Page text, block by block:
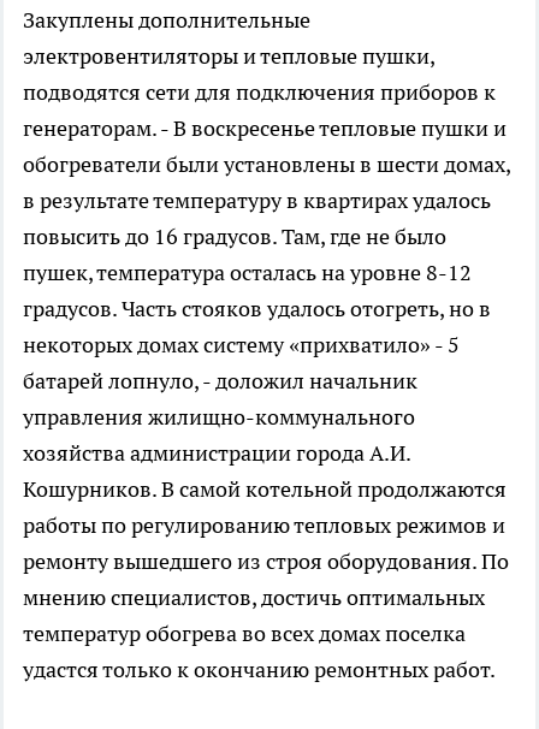
Закуплены дополнительные
электровентиляторы и тепловые пушки,
подводятся сети для подключения приборов к
генераторам. - В воскресенье тепловые пушки и
обогреватели были установлены в шести домах,
в результате температуру в квартирах удалось
повысить до 16 градусов. Там, где не было
пушек, температура осталась на уровне 8-12
градусов. Часть стояков удалось отогреть, но в
некоторых домах систему «прихватило» - 5
батарей лопнуло, - доложил начальник
управления жилищно-коммунального
хозяйства администрации города А.И.
Кошурников. В самой котельной продолжаются
работы по регулированию тепловых режимов и
ремонту вышедшего из строя оборудования. По
мнению специалистов, достичь оптимальных
температур обогрева во всех домах поселка
удастся только к окончанию ремонтных работ.